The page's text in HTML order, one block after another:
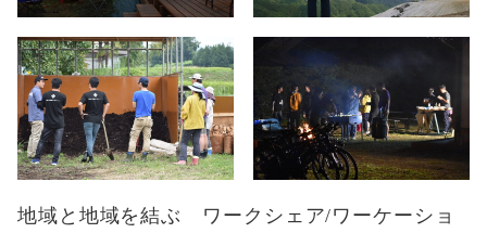
地域と地域を結ぶ ワークシェア/ワーケーショ